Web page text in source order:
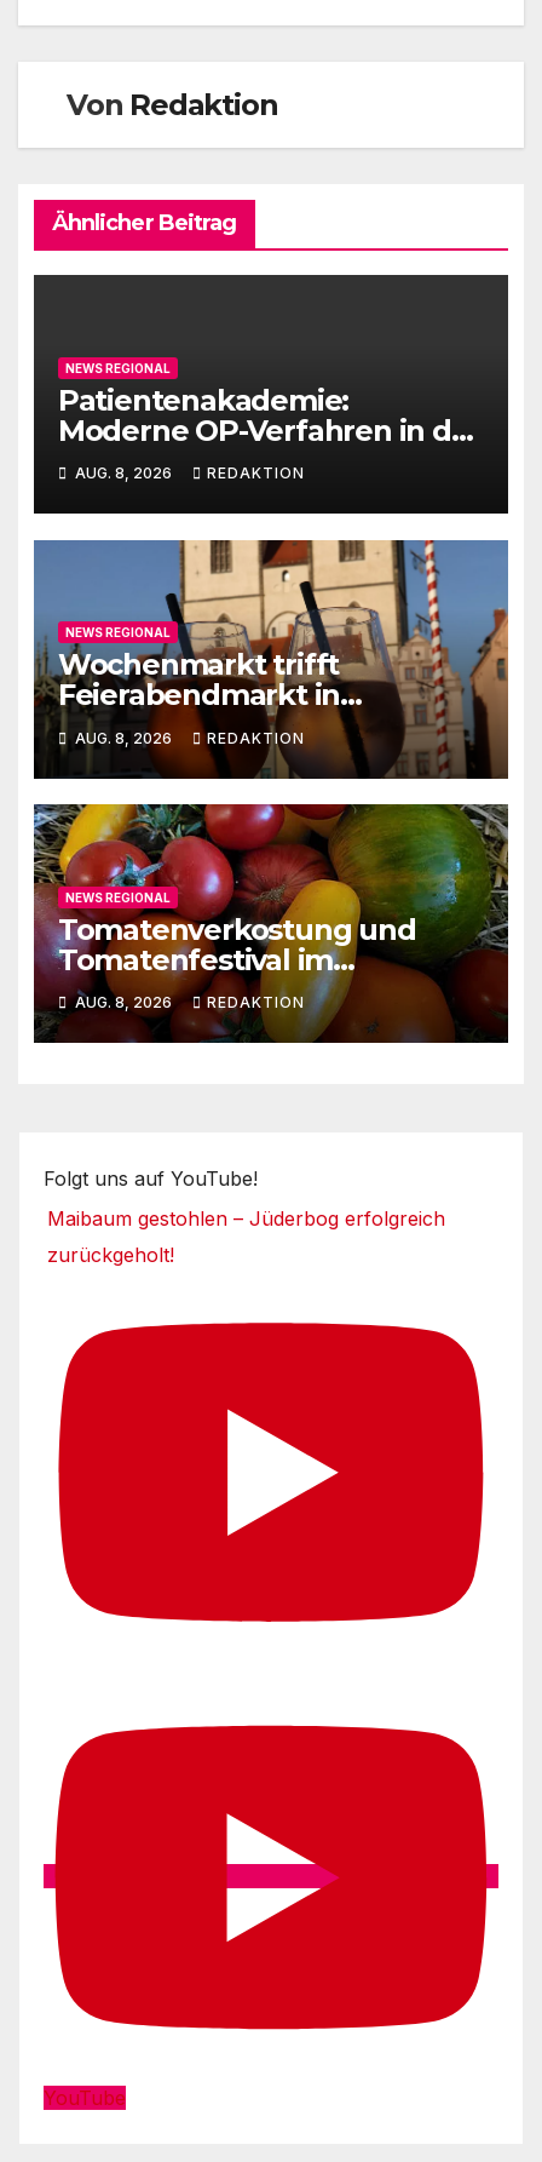
Von Redaktion
Ähnlicher Beitrag
NEWS REGIONAL
Patientenakademie:
Moderne OP-Verfahren in der
Urologie
AUG. 8, 2026 REDAKTION
NEWS REGIONAL
Wochenmarkt trifft
Feierabendmarkt in
Lutherstadt Wittenberg
AUG. 8, 2026 REDAKTION
NEWS REGIONAL
Tomatenverkostung und
Tomatenfestival im
Naturparkzentrum
AUG. 8, 2026 REDAKTION
Folgt uns auf YouTube!
Maibaum gestohlen – Jüderbog erfolgreich
zurückgeholt!
YouTube